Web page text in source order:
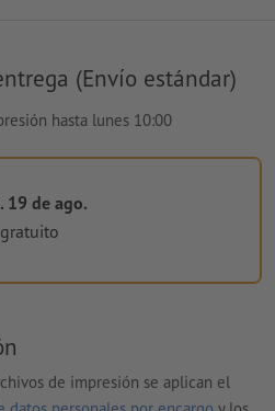
(Envío estándar)
hasta lunes 10:00
19 de ago.
gratuito
de impresión se aplican el